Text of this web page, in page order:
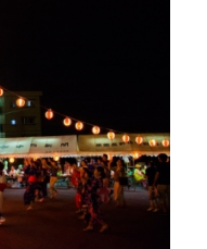
さ
よ
な
ら
に